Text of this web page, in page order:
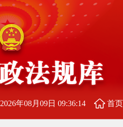
2026年08月09日 09:36:15 首页